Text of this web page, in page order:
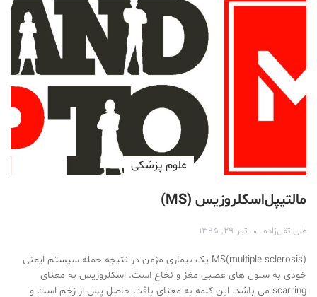
علوم پزشكی
مالتیپل‎‌اسکلروزیس (MS)
علی تقی‌زاده تیر ۲۹, ۱۳۹۵
MS(multiple sclerosis) یک بیماری مزمن در نتیجه حمله سیستم ایمنی
خودی به سلول های عصبی مغز و نخاع است. اسکلروزیس به معنای
scarring می باشد. این کلمه به معنای بافت حاصل پس از زخم است و